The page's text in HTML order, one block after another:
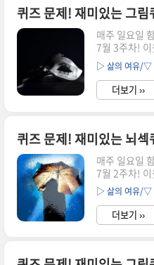
여러분의 상
다 푸셨다면
답 공개!!] 퀴
뗀다' 입니다.
는 20개이며,
는 2개를 뗄
는 합..
퀴즈 문제! 재미있는 그
매주 일요일
7월 3주차! 이
드리는 "극강
들 때는 더 힘
최선입니다.
리는 문제들
러분의 상상
푸셨다면 아
공개!!] 퀴즈
다. 서울 산타
단어에 담긴
취, 아이, 엠,
▷ 삶의 여유/▽
더보기 ››
퀴즈 문제! 재미있는 뇌
매주 일요일
7월 2주차! 이
드리는 "극강
들 때는 더 힘
최선입니다.
리는 문제들
상상력을 최
▷ 삶의 여유/▽
더보기 ››